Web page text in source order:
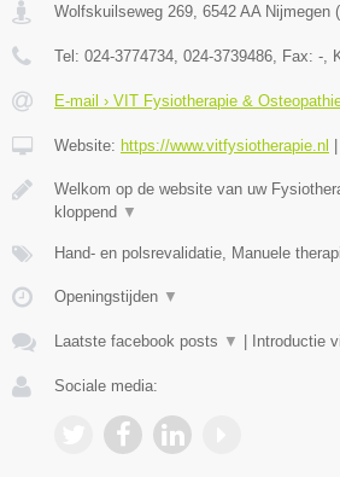
Wolfskuilseweg 269 6542 AA Nijmegen (
Tel: 024-3774734, 024-3739486 , Fax: - ,
E-mail › VIT Fysiotherapie &
Website: https://www.vitfysiotherapie.nl
Welkom op de website van uw
kloppend ▼
Hand- en polsrevalidatie, Manuele
Openingstijden ▼
Laatste facebook posts ▼ Introductie
Sociale media: